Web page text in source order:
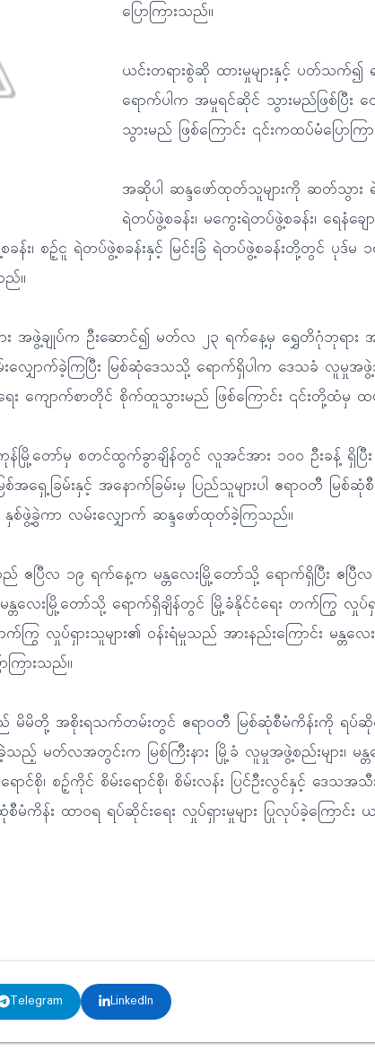
ပြောကြားသည်။
ယင်းတရားစွဲဆို ထားမှုများနှင့် ပတ်သက်၍
ရောက်ပါက အမှုရင်ဆိုင် သွားမည်ဖြစ်ပြီး
သွားမည် ဖြစ်ကြောင်း ၎င်းကထပ်မံပြောကြ
အဆိုပါ ဆန္ဒဖော်ထုတ်သူများကို ဆတ်သွား
ရဲတပ်ဖွဲ့စခန်း၊ မကွေးရဲတပ်ဖွဲ့စခန်း၊ ရေနံချေ
ခန်း၊ စဉ့်ငူ ရဲတပ်ဖွဲ့စခန်းနှင့် မြင်းခြံ ရဲတပ်ဖွဲ့စခန်းတို့တွင် ပုဒ်
ည်။
ျား အဖွဲ့ချုပ်က ဦးဆောင်၍ မတ်လ ၂၃ ရက်နေ့မှ ရွှေတိဂုံဘုရား
ျှောက်ခဲ့ကြပြီး မြစ်ဆုံဒေသသို့ ရောက်ရှိပါက ဒေသခံ လူမှုအဖွဲ့အစ
ေး ကျောက်စာတိုင် စိုက်ထူသွားမည် ဖြစ်ကြောင်း ၎င်းတို့ထံမှ
မြို့တော်မှ စတင်ထွက်ခွာချိန်တွင် လူအင်အား ၁၀၀ ဦးခန့် ရှိပြီ
ရှေ့ခြမ်းနှင့် အနောက်ခြမ်းမှ ပြည်သူများပါ ဧရာဝတီ မြစ်ဆုံ
ဖွဲ့ခွဲကာ လမ်းလျှောက် ဆန္ဒဖော်ထုတ်ခဲ့ကြသည်။
ပြီလ ၁၉ ရက်နေ့က မန္တလေးမြို့တော်သို့ ရောက်ရှိပြီး ဧပြီ
တလေးမြို့တော်သို့ ရောက်ရှိချိန်တွင် မြို့ခံနိုင်ငံရေး တက်ကြွ လှုပ်ရှာ
ကြွ လှုပ်ရှားသူများ၏ ဝန်းရံမှုသည် အားနည်းကြောင်း မန္တလ
ြားသည်။
မိမိတို့ အစိုးရသက်တမ်းတွင် ဧရာဝတီ မြစ်ဆုံစီမံကိန်းကို ရပ်ဆိုင်း
ခဲ့သည့် မတ်လအတွင်းက မြစ်ကြီးနား မြို့ခံ လူမှုအဖွဲ့စည်းများ၊ မန္တ
းရောင်စို၊ စဉ့်ကိုင် စိမ်းရောင်စို၊ စိမ်းလန်း ပြင်ဦးလွင်နှင့် ဒေ
စီမံကိန်း ထာဝရ ရပ်ဆိုင်းရေး လှုပ်ရှားမှုများ ပြုလုပ်ခဲ့ကြောင်း
Telegram LinkedIn